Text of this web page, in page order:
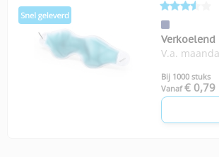
Verkoelend
V.a.
Bij 1000 stuks
Vanaf € 0,79